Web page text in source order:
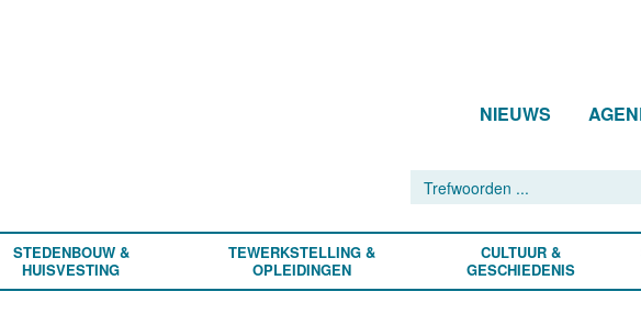
NIEUWS
STEDENBOUW &
HUISVESTING
TEWERKSTELLING &
OPLEIDINGEN
CULTUUR &
GESCHIEDENIS